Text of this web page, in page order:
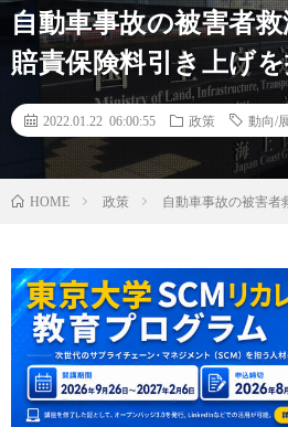
自動車事故の被害者
賠責保険料引き上げ
2022.01.22 06:00:55 政策 動向/
HOME 政策 自動車事故の被害者